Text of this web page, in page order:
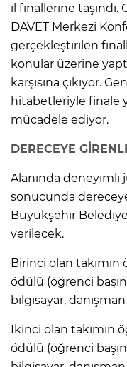
il finallerine
DAVET Merkezi
gerçekleştirilen
konular üzerine
karşısına çıkıyor.
hitabetleriyle finale
mücadele ediyor.
DERECEYE
Alanında
sonucunda
Büyükşehir
verilecek.
Birinci olan takımın
ödülü (öğrenci
bilgisayar,
İkinci olan takımın
ödülü (öğrenci